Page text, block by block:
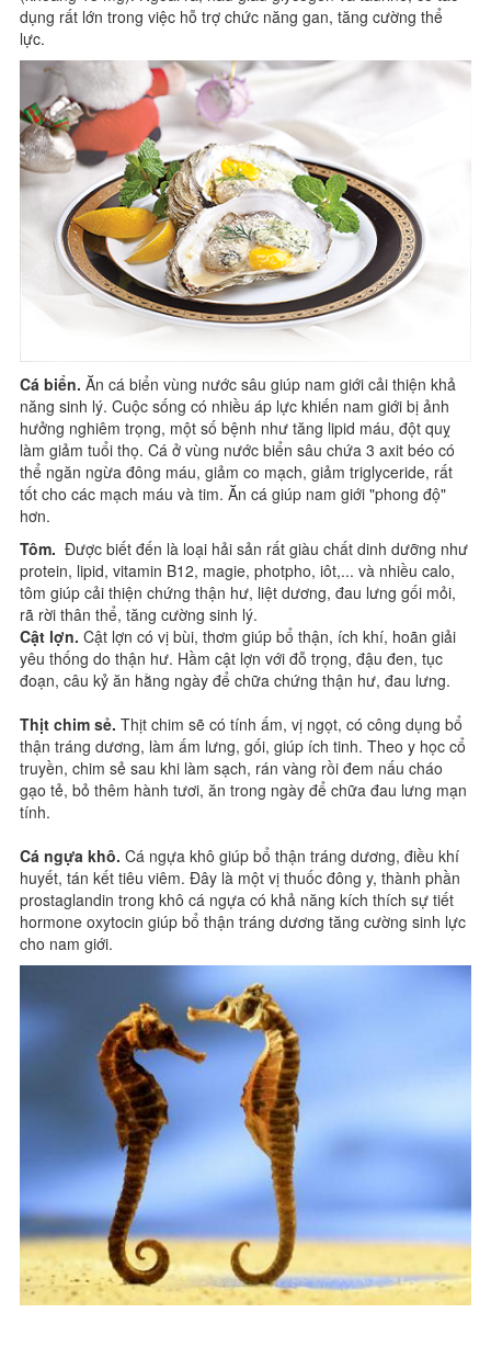
dụng rất lớn trong việc hỗ trợ chức năng gan, tăng cường thể
lực.
Cá biển. Ăn cá biển vùng nước sâu giúp nam giới cải thiện khả
năng sinh lý. Cuộc sống có nhiều áp lực khiến nam giới bị ảnh
hưởng nghiêm trọng, một số bệnh như tăng lipid máu, đột quỵ
làm giảm tuổi thọ. Cá ở vùng nước biển sâu chứa 3 axit béo có
thể ngăn ngừa đông máu, giảm co mạch, giảm triglyceride, rất
tốt cho các mạch máu và tim. Ăn cá giúp nam giới "phong độ"
hơn.
Tôm. Được biết đến là loại hải sản rất giàu chất dinh dưỡng như
protein, lipid, vitamin B12, magie, photpho, iôt,... và nhiều calo,
tôm giúp cải thiện chứng thận hư, liệt dương, đau lưng gối mỏi,
rã rời thân thể, tăng cường sinh lý.
Cật lợn. Cật lợn có vị bùi, thơm giúp bổ thận, ích khí, hoãn giải
yêu thống do thận hư. Hầm cật lợn với đỗ trọng, đậu đen, tục
đoạn, câu kỷ ăn hằng ngày để chữa chứng thận hư, đau lưng.
Thịt chim sẻ. Thịt chim sẽ có tính ấm, vị ngọt, có công dụng bổ
thận tráng dương, làm ấm lưng, gối, giúp ích tinh. Theo y học cổ
truyền, chim sẻ sau khi làm sạch, rán vàng rồi đem nấu cháo
gạo tẻ, bỏ thêm hành tươi, ăn trong ngày để chữa đau lưng mạn
tính.
Cá ngựa khô. Cá ngựa khô giúp bổ thận tráng dương, điều khí
huyết, tán kết tiêu viêm. Đây là một vị thuốc đông y, thành phần
prostaglandin trong khô cá ngựa có khả năng kích thích sự tiết
hormone oxytocin giúp bổ thận tráng dương tăng cường sinh lực
cho nam giới.